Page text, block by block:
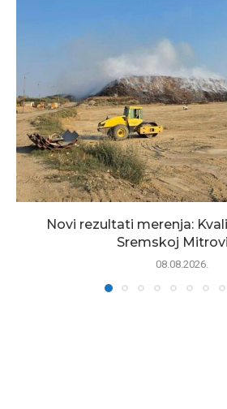
Novi rezultati merenja:
Sremskoj
08.08.2026.